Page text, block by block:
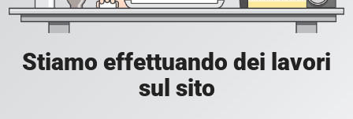
Stiamo effettuando dei lavori
sul sito